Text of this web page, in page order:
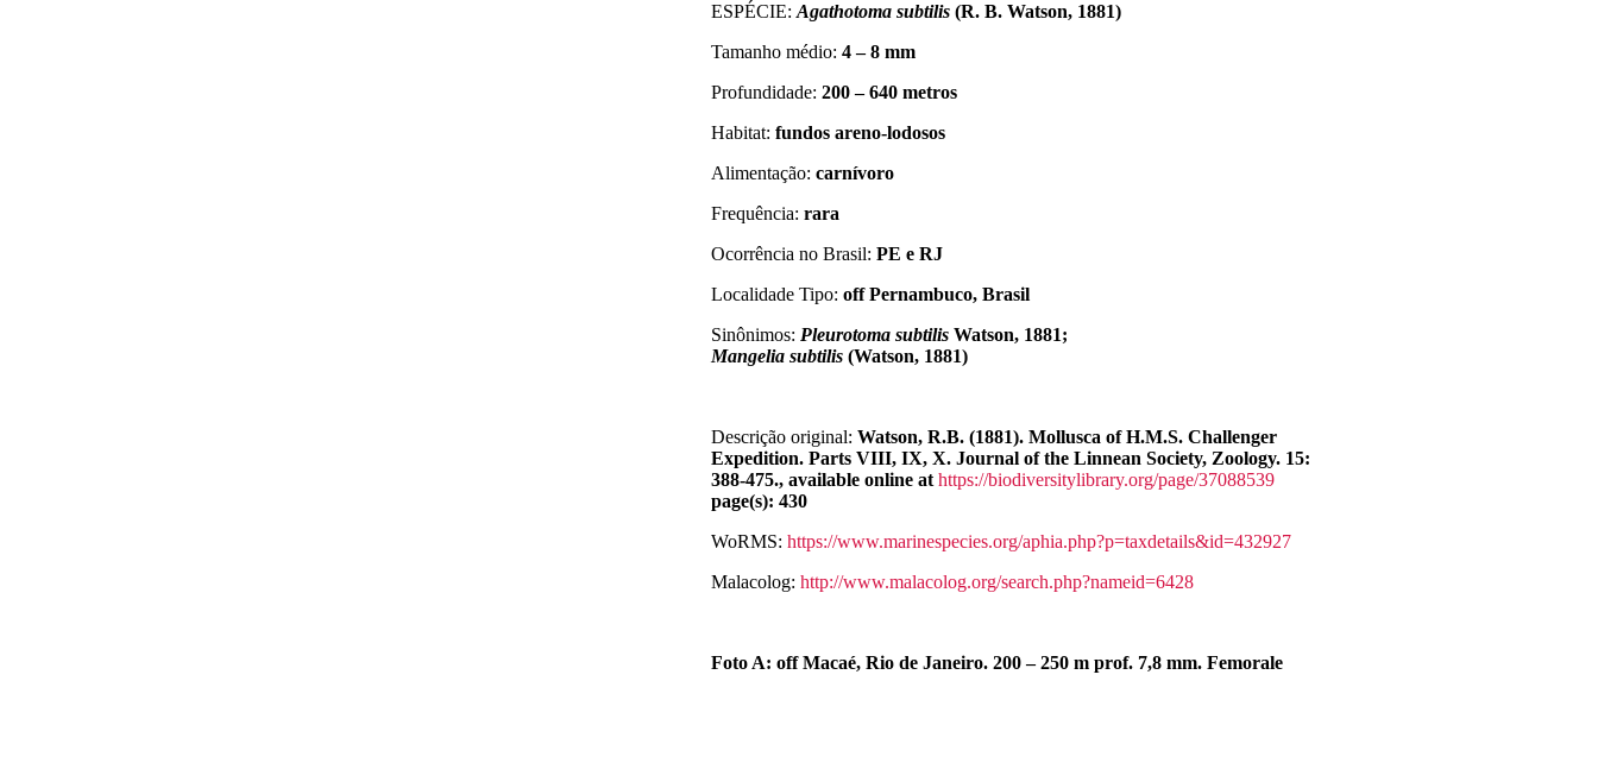
ESPÉCIE: Agathotoma subtilis (R. B. Watson, 1881)
Tamanho médio: 4 – 8 mm
Profundidade: 200 – 640 metros
Habitat: fundos areno-lodosos
Alimentação: carnívoro
Frequência: rara
Ocorrência no Brasil: PE e RJ
Localidade Tipo: off Pernambuco, Brasil
Sinônimos: Pleurotoma subtilis Watson, 1881;
Mangelia subtilis (Watson, 1881)
Descrição original: Watson, R.B. (1881). Mollusca of H.M.S. Challenger
Expedition. Parts VIII, IX, X. Journal of the Linnean Society, Zoology. 15:
388-475., available online at https://biodiversitylibrary.org/page/37088539
page(s): 430
WoRMS: https://www.marinespecies.org/aphia.php?p=taxdetails&id=432927
Malacolog: http://www.malacolog.org/search.php?nameid=6428
Foto A: off Macaé, Rio de Janeiro. 200 – 250 m prof. 7,8 mm. Femorale